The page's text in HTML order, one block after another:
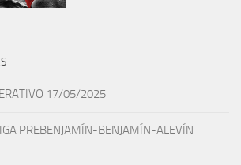
17/05/2025
PREBENJAMÍN-BENJAMÍN-ALEVÍN